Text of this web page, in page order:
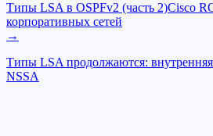
Типы LSA в OSPFv2 (часть 2)Cisco
корпоративных сетей
→
Типы LSA продолжаются:
NSSA